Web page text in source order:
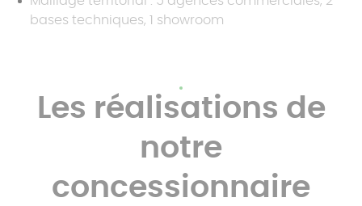
bases techniques, 1 showroom
Les réalisations de
notre
concessionnaire